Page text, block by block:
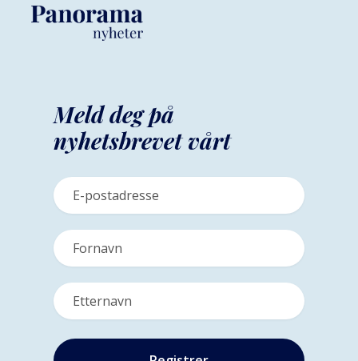
Meld deg på
nyhetsbrevet vårt